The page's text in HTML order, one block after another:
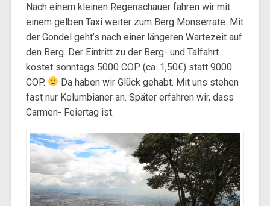
Nach einem kleinen Regenschauer fahren wir mit
einem gelben Taxi weiter zum Berg Monserrate. Mit
der Gondel geht’s nach einer längeren Wartezeit auf
den Berg. Der Eintritt zu der Berg- und Talfahrt
kostet sonntags 5000 COP (ca. 1,50€) statt 9000
COP.
Da haben wir Glück gehabt. Mit uns stehen
fast nur Kolumbianer an. Später erfahren wir, dass
Carmen- Feiertag ist.